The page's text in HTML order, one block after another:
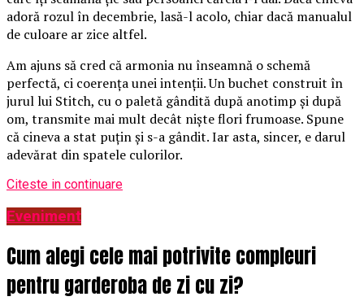
adoră rozul în decembrie, lasă-l acolo, chiar dacă manualul
de culoare ar zice altfel.
Am ajuns să cred că armonia nu înseamnă o schemă
perfectă, ci coerența unei intenții. Un buchet construit în
jurul lui Stitch, cu o paletă gândită după anotimp și după
om, transmite mai mult decât niște flori frumoase. Spune
că cineva a stat puțin și s-a gândit. Iar asta, sincer, e darul
adevărat din spatele culorilor.
Citeste in continuare
Eveniment
Cum alegi cele mai potrivite compleuri
pentru garderoba de zi cu zi?